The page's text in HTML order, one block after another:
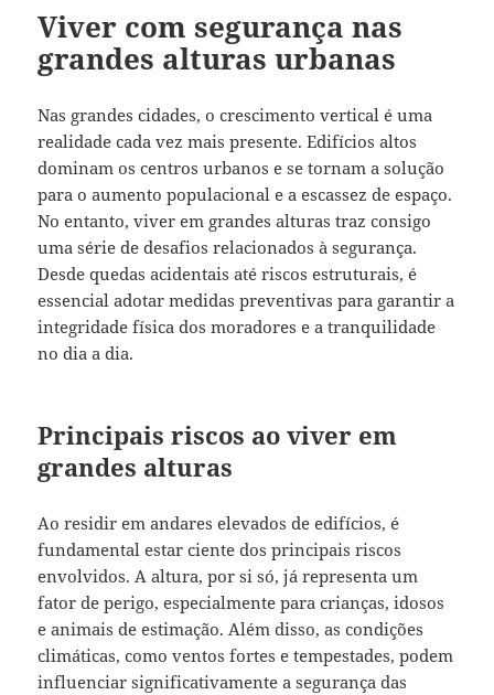
Viver com segurança nas
grandes alturas urbanas
Nas grandes cidades, o crescimento vertical é uma
realidade cada vez mais presente. Edifícios altos
dominam os centros urbanos e se tornam a solução
para o aumento populacional e a escassez de espaço.
No entanto, viver em grandes alturas traz consigo
uma série de desafios relacionados à segurança.
Desde quedas acidentais até riscos estruturais, é
essencial adotar medidas preventivas para garantir a
integridade física dos moradores e a tranquilidade
no dia a dia.
Principais riscos ao viver em
grandes alturas
Ao residir em andares elevados de edifícios, é
fundamental estar ciente dos principais riscos
envolvidos. A altura, por si só, já representa um
fator de perigo, especialmente para crianças, idosos
e animais de estimação. Além disso, as condições
climáticas, como ventos fortes e tempestades, podem
influenciar significativamente a segurança das